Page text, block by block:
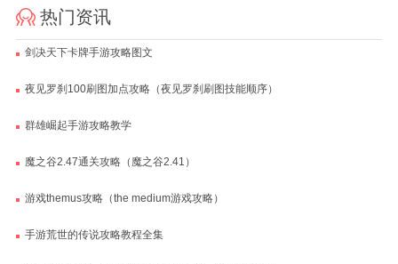
热门资讯
剑决天下卡牌手游攻略图文
夜见罗刹100刷图加点攻略（夜见罗刹刷图技能顺序）
群雄崛起手游攻略教学
魔之谷2.47通关攻略（魔之谷2.41）
游戏themus攻略（the medium游戏攻略）
手游荒世的传说攻略教程全集